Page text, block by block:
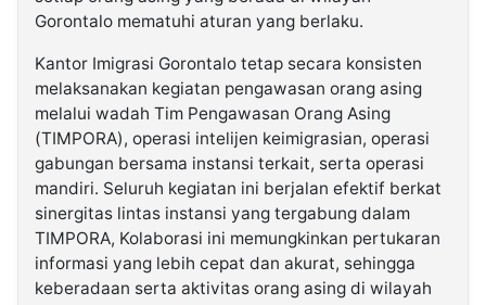
Gorontalo mematuhi aturan yang berlaku.
Kantor Imigrasi Gorontalo tetap secara konsisten
melaksanakan kegiatan pengawasan orang asing
melalui wadah Tim Pengawasan Orang Asing
(TIMPORA), operasi intelijen keimigrasian, operasi
gabungan bersama instansi terkait, serta operasi
mandiri. Seluruh kegiatan ini berjalan efektif berkat
sinergitas lintas instansi yang tergabung dalam
TIMPORA, Kolaborasi ini memungkinkan pertukaran
informasi yang lebih cepat dan akurat, sehingga
keberadaan serta aktivitas orang asing di wilayah